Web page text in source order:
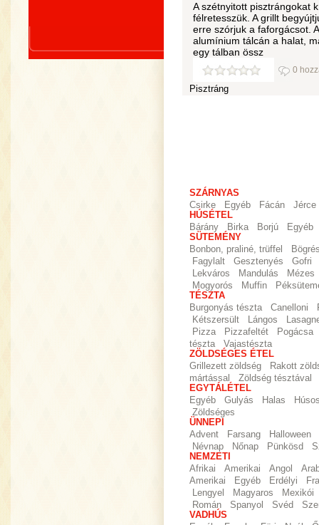
A szétnyitott pisztrángokat
félretesszük. A grillt
erre szórjuk a faforgácsot.
alumínium tálcán a halat,
egy tálban össz
0
Pisztráng
SZÁRNYAS
Csirke
Egyéb Fácán
Jérce
HÚSÉTEL
Bárány
Birka Borjú
Egyéb
SÜTEMÉNY
Bonbon, praliné, trüffel
Fagylalt
Gesztenyés
Gofri
Lekváros
Mandulás
Mézes
Mogyorós
Muffin
TÉSZTA
Burgonyás tészta
Canelloni
Kétszersült
Lángos
Pizza
Pizzafeltét
Pogácsa
tészta
Vajastészta
ZÖLDSÉGES ÉTEL
Grillezett zöldség
Rakott
mártással
Zöldség tésztával
EGYTÁLÉTEL
Egyéb
Gulyás Halas
Zöldséges
ÜNNEPI
Advent
Farsang
Halloween
Névnap
Nőnap Pünkösd
NEMZETI
Afrikai
Amerikai Angol
Amerikai
Egyéb Erdélyi
Lengyel
Magyaros
Mexikói
Román
Spanyol Svéd
VADHÚS